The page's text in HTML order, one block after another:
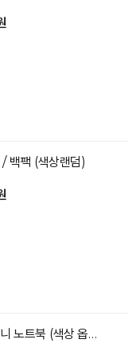
백팩 (색상랜덤)
접이식 미니 노트북 (색상 옵션선택)